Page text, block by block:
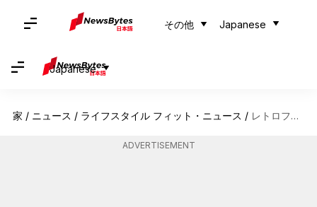
その他 Japanese
Japanese
家 / ニュース / ライフスタイル フィット・ニュース / レトロフューチャリズムが日本のストリートウェアに与える影響
ADVERTISEMENT